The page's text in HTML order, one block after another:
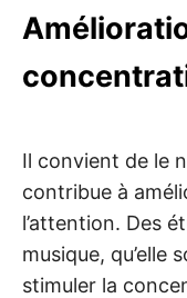
Il convient de le
contribue à
l’attention. Des
musique, qu’elle
stimuler la